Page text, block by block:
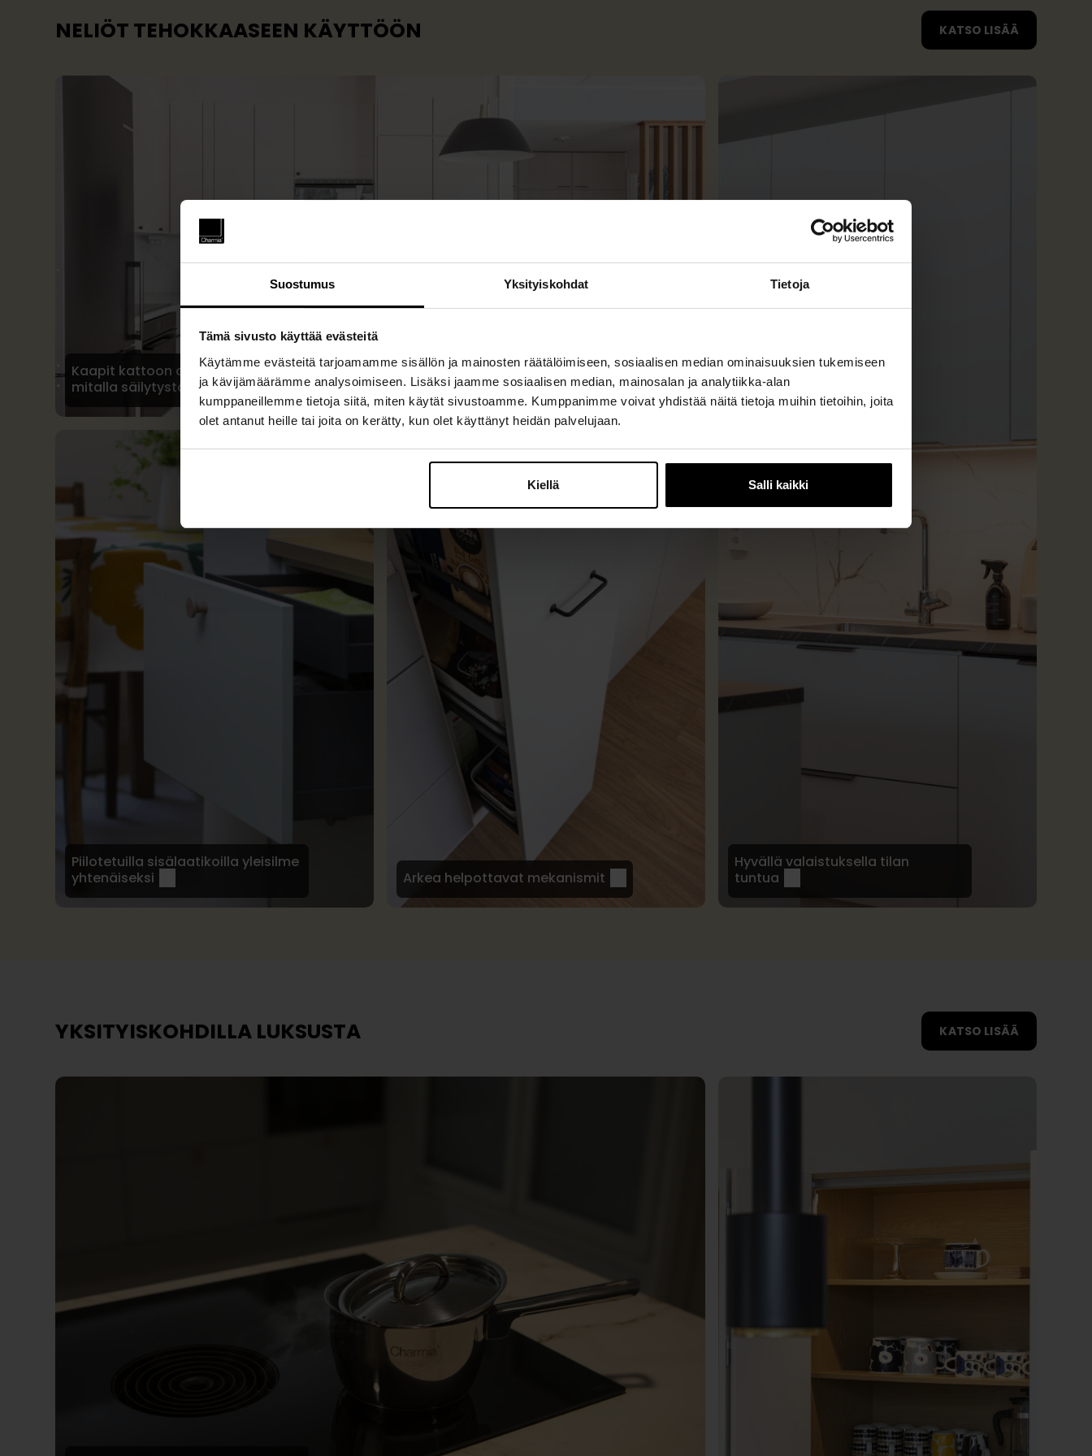
Suostumus Yksityiskohdat Tietoja
Tämä sivusto käyttää evästeitä
Käytämme evästeitä tarjoamamme sisällön ja mainosten räätälöimiseen, sosiaalisen median ominaisuuksien tukemiseen
ja kävijämäärämme analysoimiseen. Lisäksi jaamme sosiaalisen median, mainosalan ja analytiikka-alan
kumppaneillemme tietoja siitä, miten käytät sivustoamme. Kumppanimme voivat yhdistää näitä tietoja muihin tietoihin, joita
olet antanut heille tai joita on kerätty, kun olet käyttänyt heidän palvelujaan.
Kiellä Salli kaikki
NELIÖT TEHOKKAASEEN KÄYTTÖÖN KATSO LISÄÄ
Kaapit kattoon asti – koko seinän
mitalla säilytystä
Piilotetuilla sisälaatikoilla yleisilme
yhtenäiseksi
Arkea helpottavat mekanismit
Hyvällä valaistuksella tilan
tuntua
YKSITYISKOHDILLA LUKSUSTA KATSO LISÄÄ